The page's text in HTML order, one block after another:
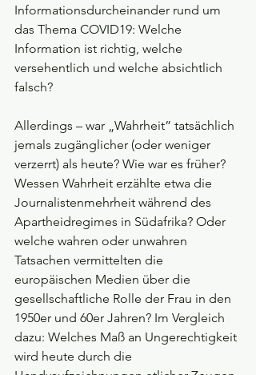
Informationsdurcheinander rund um
das Thema COVID19: Welche
Information ist richtig, welche
versehentlich und welche absichtlich
falsch?
Allerdings – war „Wahrheit” tatsächlich
jemals zugänglicher (oder weniger
verzerrt) als heute? Wie war es früher?
Wessen Wahrheit erzählte etwa die
Journalistenmehrheit während des
Apartheidregimes in Südafrika? Oder
welche wahren oder unwahren
Tatsachen vermittelten die
europäischen Medien über die
gesellschaftliche Rolle der Frau in den
1950er und 60er Jahren? Im Vergleich
dazu: Welches Maß an Ungerechtigkeit
wird heute durch die